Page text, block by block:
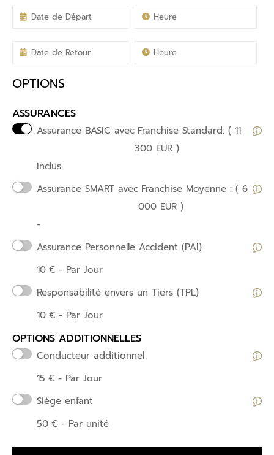
OPTIONS
ASSURANCES
Assurance BASIC avec Franchise Standard: ( 11
300 EUR )
Inclus
Assurance SMART avec Franchise Moyenne : ( 6
000 EUR )
-
Assurance Personnelle Accident (PAI)
10 € - Par Jour
Responsabilité envers un Tiers (TPL)
10 € - Par Jour
OPTIONS ADDITIONNELLES
Conducteur additionnel
15 € - Par Jour
Siège enfant
50 € - Par unité